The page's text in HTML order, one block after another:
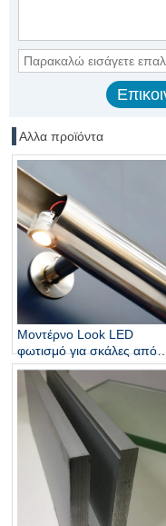
Αλλα προϊόντα
Μοντέρνο Look LED
φωτισμό για σκάλες από
ανοξείδωτο χάλυβα